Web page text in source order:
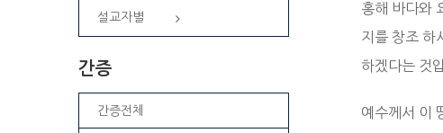
홍해 바다와
지를 창조 하
하겠다는 것
예수께서 이
설교자별
간증
간증전체